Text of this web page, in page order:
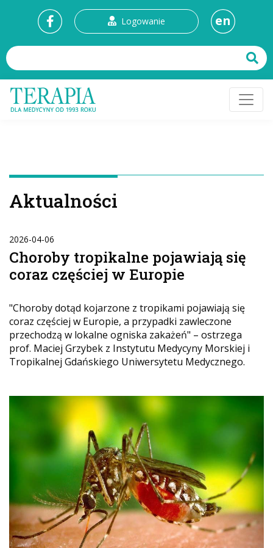
Logowanie en
Aktualności
2026-04-06
Choroby tropikalne pojawiają się
coraz częściej w Europie
"Choroby dotąd kojarzone z tropikami pojawiają się
coraz częściej w Europie, a przypadki zawleczone
przechodzą w lokalne ogniska zakażeń" – ostrzega
prof. Maciej Grzybek z Instytutu Medycyny Morskiej i
Tropikalnej Gdańskiego Uniwersytetu Medycznego.